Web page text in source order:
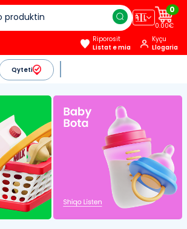
🇦🇱
0
0.00€
Riporosit
Listat e mia
Kyçu
Llogaria
Qyteti